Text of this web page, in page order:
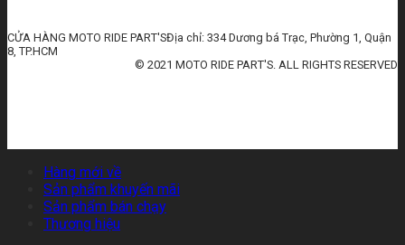
CỬA HÀNG MOTO RIDE PART'SĐịa chỉ: 334 Dương bá Trạc, Phường 1, Quận
8, TP.HCM
© 2021 MOTO RIDE PART'S. ALL RIGHTS RESERVED
Hàng mới về
Sản phẩm khuyến mãi
Sản phẩm bán chạy
Thương hiệu